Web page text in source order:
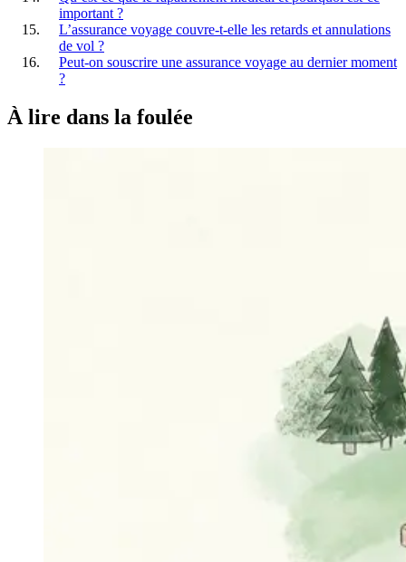
important ?
L’assurance voyage couvre-t-elle les retards et annulations
de vol ?
Peut-on souscrire une assurance voyage au dernier moment
?
À lire dans la foulée